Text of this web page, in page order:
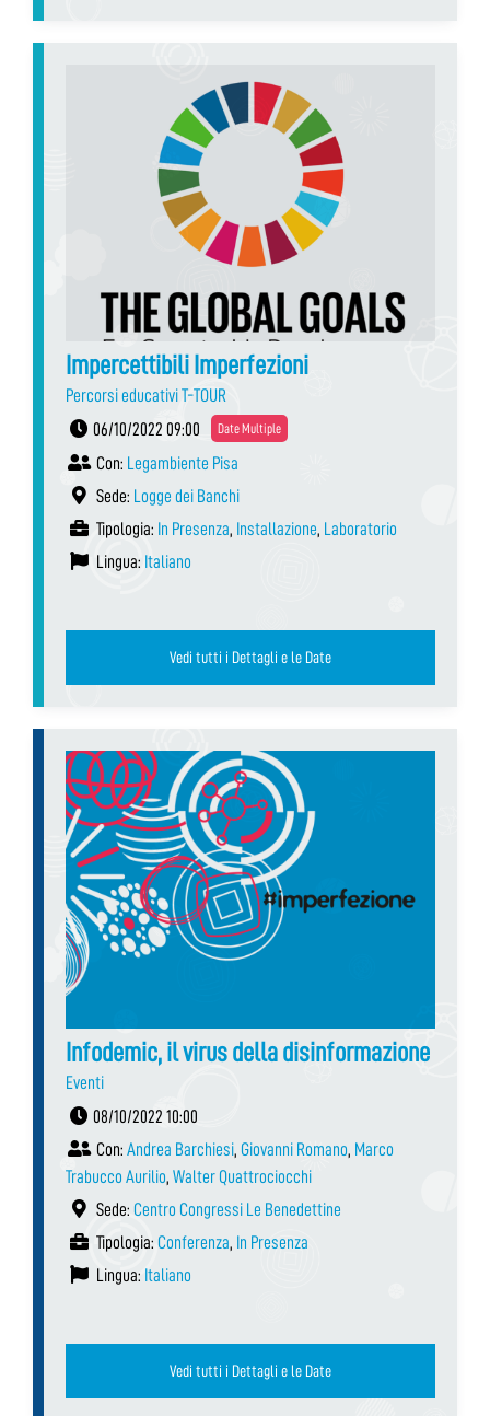
Impercettibili Imperfezioni
Percorsi educativi T-TOUR
06/10/2022 09:00
Date Multiple
Con: Legambiente Pisa
Sede: Logge dei Banchi
Tipologia: In Presenza, Installazione, Laboratorio
Lingua: Italiano
Vedi tutti i Dettagli e le Date
Infodemic, il virus della disinformazione
Eventi
08/10/2022 10:00
Con: Andrea Barchiesi, Giovanni Romano, Marco
Trabucco Aurilio, Walter Quattrociocchi
Sede: Centro Congressi Le Benedettine
Tipologia: Conferenza, In Presenza
Lingua: Italiano
Vedi tutti i Dettagli e le Date